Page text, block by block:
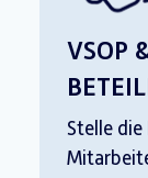
VSOP
Stelle